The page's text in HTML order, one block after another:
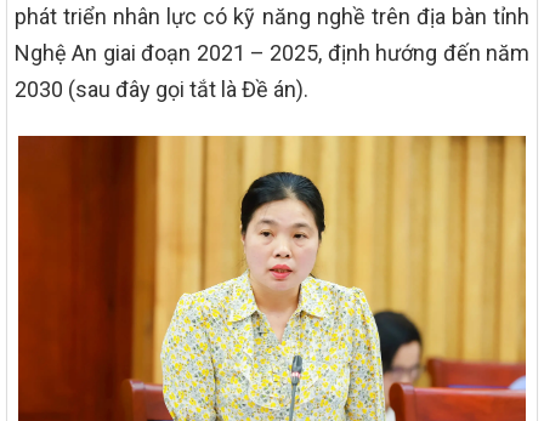
phát triển nhân lực có kỹ năng nghề trên địa bàn tỉnh
Nghệ An giai đoạn 2021 – 2025, định hướng đến năm
2030 (sau đây gọi tắt là Đề án).